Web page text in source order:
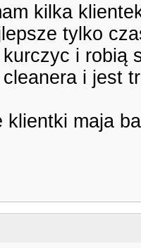
kilka
tylko
i robią
i jest
klientki maja